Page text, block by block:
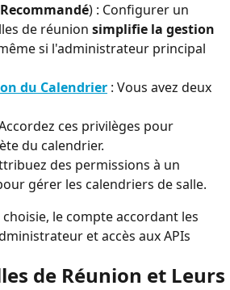
) : Configurer un
de réunion simplifie la gestion
si l'administrateur principal
du Calendrier : Vous avez deux
ces privilèges pour
du calendrier.
des permissions à un
gérer les calendriers de salle.
le compte accordant les
et accès aux APIs
de Réunion et Leurs